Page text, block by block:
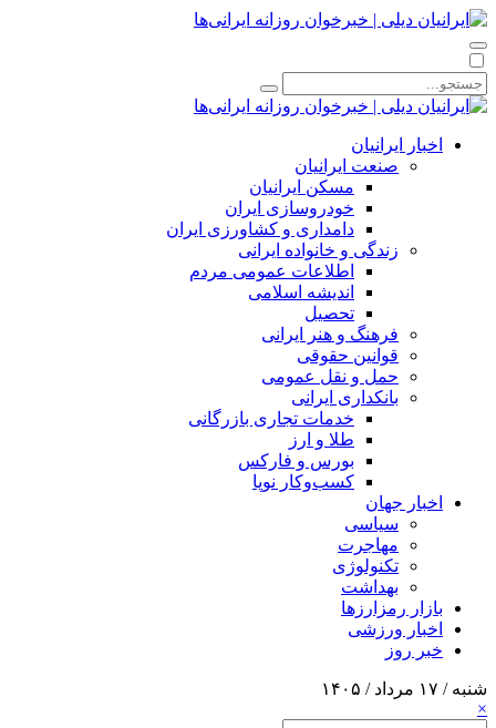
اخبار ایرانیان
صنعت ایرانیان
مسکن ایرانیان
خودروسازی ایران
دامداری و کشاورزی ایران
زندگی و خانواده ایرانی
اطلاعات عمومی مردم
اندیشه اسلامی
تحصیل
فرهنگ و هنر ایرانی
قوانین حقوقی
حمل و نقل عمومی
بانکداری ایرانی
خدمات تجاری بازرگانی
طلا و ارز
بورس و فارکس
کسب‌وکار نوپا
اخبار جهان
سیاسی
مهاجرت
تکنولوژی
بهداشت
بازار رمزارزها
اخبار ورزشی
خبر روز
شنبه / ۱۷ مرداد / ۱۴۰۵
×